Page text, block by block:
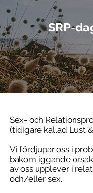
SRP-
Sex- och
(tidigare kallad Lust
Vi fördjupar oss i
bakomliggande
av oss upplever i
och/eller sex.